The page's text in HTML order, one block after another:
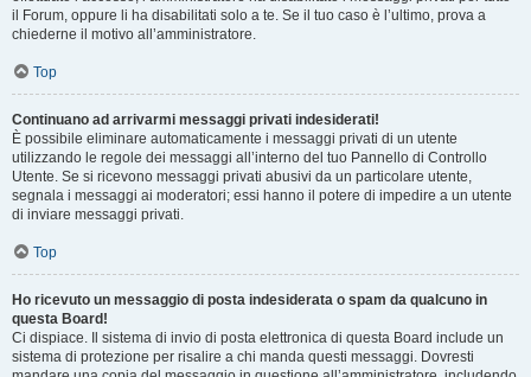
il Forum, oppure li ha disabilitati solo a te. Se il tuo caso è l’ultimo, prova a
chiederne il motivo all’amministratore.
Top
Continuano ad arrivarmi messaggi privati indesiderati!
È possibile eliminare automaticamente i messaggi privati ​​di un utente
utilizzando le regole dei messaggi all’interno del tuo Pannello di Controllo
Utente. Se si ricevono messaggi privati ​​abusivi da un particolare utente,
segnala i messaggi ai moderatori; essi hanno il potere di impedire a un utente
di inviare messaggi privati​​.
Top
Ho ricevuto un messaggio di posta indesiderata o spam da qualcuno in
questa Board!
Ci dispiace. Il sistema di invio di posta elettronica di questa Board include un
sistema di protezione per risalire a chi manda questi messaggi. Dovresti